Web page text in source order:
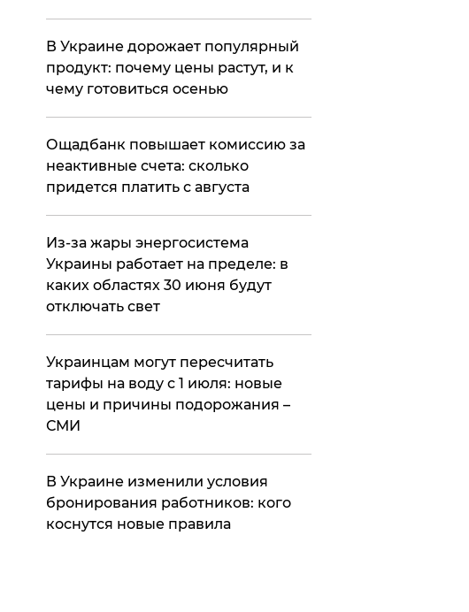
В Украине дорожает популярный
продукт: почему цены растут, и к
чему готовиться осенью
​Ощадбанк повышает комиссию за
неактивные счета: сколько
придется платить с августа
Из-за жары энергосистема
Украины работает на пределе: в
каких областях 30 июня будут
отключать свет
Украинцам могут пересчитать
тарифы на воду с 1 июля: новые
цены и причины подорожания –
СМИ
В Украине изменили условия
бронирования работников: кого
коснутся новые правила